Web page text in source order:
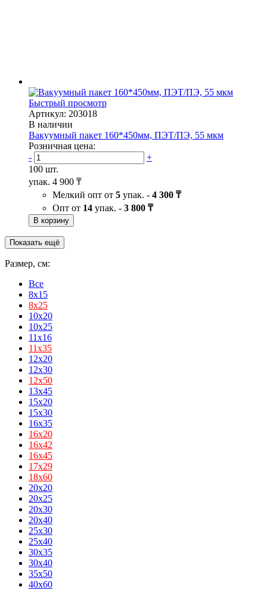
Быстрый просмотр
Артикул: 203018
В наличии
Вакуумный пакет 160*450мм, ПЭТ/ПЭ, 55 мкм
Розничная цена:
-
+
100 шт.
упак. 4 900 ₸
Мелкий опт от 5 упак. - 4 300 ₸
Опт от 14 упак. - 3 800 ₸
В корзину
Показать ещё
Размер, см:
Все
8x15
8х25
10x20
10x25
11x16
11х35
12x20
12x30
12х50
13x45
15x20
15x30
16x35
16х20
16х42
16х45
17х29
18х60
20x20
20x25
20x30
20x40
25x30
25x40
30x35
30x40
35x50
40x60